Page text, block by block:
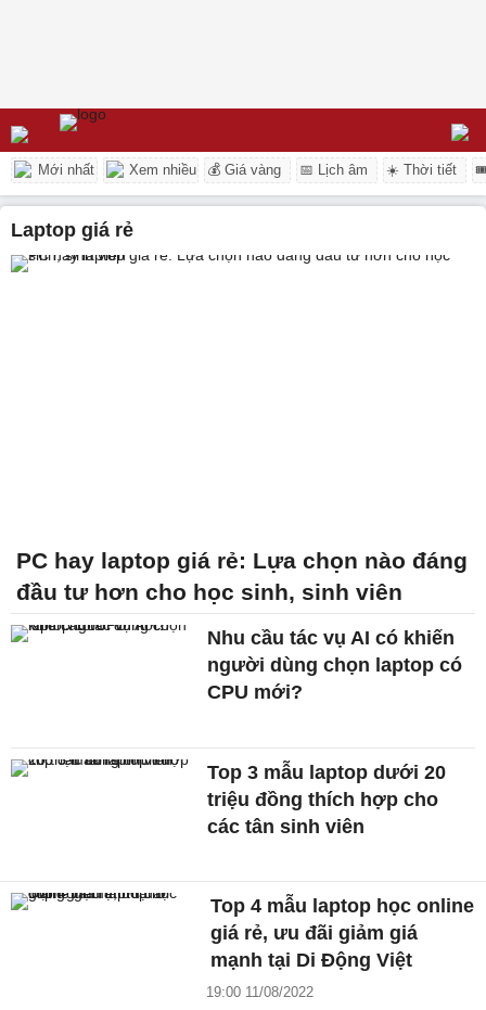
Mới nhất Xem nhiều 💰 Giá vàng 📅 Lịch âm ☀️ Thời tiết
laptop giá rẻ
PC hay laptop giá rẻ: Lựa chọn nào đáng
đầu tư hơn cho học sinh, sinh viên
Nhu cầu tác vụ AI có khiến
người dùng chọn laptop có
CPU mới?
Top 3 mẫu laptop dưới 20
triệu đồng thích hợp cho
các tân sinh viên
Top 4 mẫu laptop học online
giá rẻ, ưu đãi giảm giá
mạnh tại Di Động Việt
19:00 11/08/2022